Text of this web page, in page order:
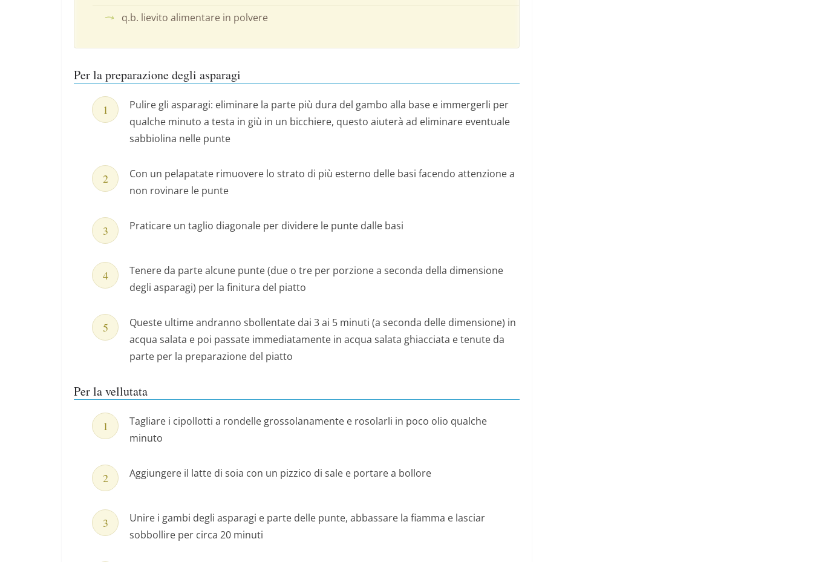
q.b. lievito alimentare in polvere
Per la preparazione degli asparagi
Pulire gli asparagi: eliminare la parte più dura del gambo alla base e immergerli per
qualche minuto a testa in giù in un bicchiere, questo aiuterà ad eliminare eventuale
sabbiolina nelle punte
Con un pelapatate rimuovere lo strato di più esterno delle basi facendo attenzione a
non rovinare le punte
Praticare un taglio diagonale per dividere le punte dalle basi
Tenere da parte alcune punte (due o tre per porzione a seconda della dimensione
degli asparagi) per la finitura del piatto
Queste ultime andranno sbollentate dai 3 ai 5 minuti (a seconda delle dimensione) in
acqua salata e poi passate immediatamente in acqua salata ghiacciata e tenute da
parte per la preparazione del piatto
Per la vellutata
Tagliare i cipollotti a rondelle grossolanamente e rosolarli in poco olio qualche
minuto
Aggiungere il latte di soia con un pizzico di sale e portare a bollore
Unire i gambi degli asparagi e parte delle punte, abbassare la fiamma e lasciar
sobbollire per circa 20 minuti